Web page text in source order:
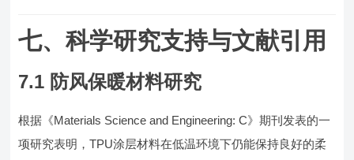
七、科学研究支持与文献引用
7.1 防风保暖材料研究
根据《Materials Science and Engineering: C》期刊发表的一
项研究表明，TPU涂层材料在低温环境下仍能保持良好的柔